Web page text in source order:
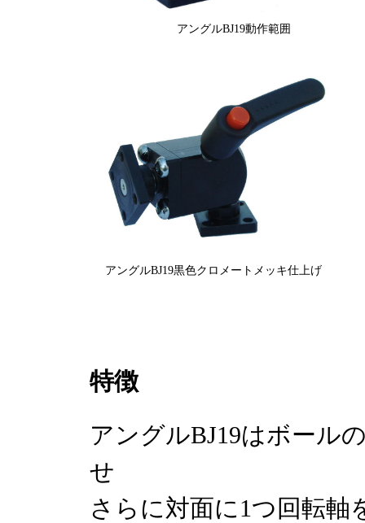
アングルBJ19動作範囲
アングルBJ19黒色クロメートメッキ仕上げ
特徴
アングルBJ19はボール
せ
さらに対面に1つ回転